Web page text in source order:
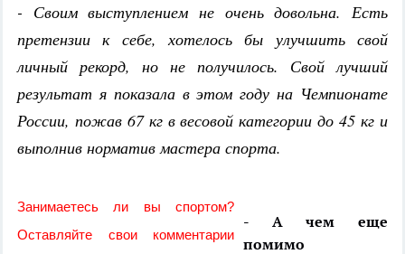
- Своим выступлением не очень довольна. Есть
претензии к себе, хотелось бы улучшить свой
личный рекорд, но не получилось. Свой лучший
результат я показала в этом году на Чемпионате
России, пожав 67 кг в весовой категории до 45 кг и
выполнив норматив мастера спорта.
Занимаетесь ли вы спортом?
Оставляйте свои комментарии
- А чем еще
помимо